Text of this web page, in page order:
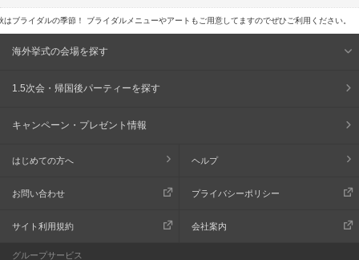
ライダルの季節！ ブライダルメニューやアートもご用意してますのでぜひご利用ください。
海外挙式の会場を探す
1.5次会・帰国後パーティーを探す
キャンペーン・プレゼント情報
はじめての方へ ヘルプ
お問い合わせ プライバシーポリシー
サイト利用規約 会社案内
グループサービス